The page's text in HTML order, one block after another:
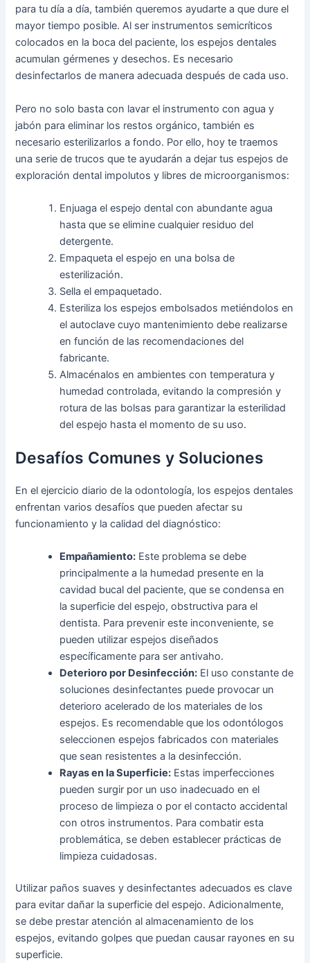
para tu día a día, también queremos ayudarte a que dure el
mayor tiempo posible. Al ser instrumentos semicríticos
colocados en la boca del paciente, los espejos dentales
acumulan gérmenes y desechos. Es necesario
desinfectarlos de manera adecuada después de cada uso.
Pero no solo basta con lavar el instrumento con agua y
jabón para eliminar los restos orgánico, también es
necesario esterilizarlos a fondo. Por ello, hoy te traemos
una serie de trucos que te ayudarán a dejar tus espejos de
exploración dental impolutos y libres de microorganismos:
Enjuaga el espejo dental con abundante agua
hasta que se elimine cualquier residuo del
detergente.
Empaqueta el espejo en una bolsa de
esterilización.
Sella el empaquetado.
Esteriliza los espejos embolsados metiéndolos en
el autoclave cuyo mantenimiento debe realizarse
en función de las recomendaciones del
fabricante.
Almacénalos en ambientes con temperatura y
humedad controlada, evitando la compresión y
rotura de las bolsas para garantizar la esterilidad
del espejo hasta el momento de su uso.
Desafíos Comunes y Soluciones
En el ejercicio diario de la odontología, los espejos dentales
enfrentan varios desafíos que pueden afectar su
funcionamiento y la calidad del diagnóstico:
Empañamiento: Este problema se debe
principalmente a la humedad presente en la
cavidad bucal del paciente, que se condensa en
la superficie del espejo, obstructiva para el
dentista. Para prevenir este inconveniente, se
pueden utilizar espejos diseñados
específicamente para ser antivaho.
Deterioro por Desinfección: El uso constante de
soluciones desinfectantes puede provocar un
deterioro acelerado de los materiales de los
espejos. Es recomendable que los odontólogos
seleccionen espejos fabricados con materiales
que sean resistentes a la desinfección.
Rayas en la Superficie: Estas imperfecciones
pueden surgir por un uso inadecuado en el
proceso de limpieza o por el contacto accidental
con otros instrumentos. Para combatir esta
problemática, se deben establecer prácticas de
limpieza cuidadosas.
Utilizar paños suaves y desinfectantes adecuados es clave
para evitar dañar la superficie del espejo. Adicionalmente,
se debe prestar atención al almacenamiento de los
espejos, evitando golpes que puedan causar rayones en su
superficie.